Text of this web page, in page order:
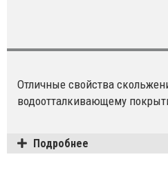
Отличные свойства
водоотталкивающему
Подробнее